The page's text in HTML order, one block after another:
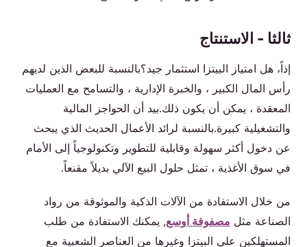
ثالثا - الاستنتاج
إذاً، هل امتياز البيتزا استثمار جيد؟بالنسبة للبعض الذين لديهم
رأس المال الكبير ، والخبرة الإدارية ، والتسامح مع العمليات
المعقدة ، يمكن أن يكون ذلك.بيد أن الحواجز المالية
والتشغيلية كبيرة.بالنسبة لرائد الأعمال الحديث الذي يبحث
عن دخول أكثر سهولة وقابلية للتطوير وتكنولوجياً إلى الأمام
في سوق الأغذية ، تمثل حلول البيع الآلي بديلاً مقنعاً.
من خلال الاستفادة من الآلات الذكية والموثوقة من رواد
الصناعة مثل مصفوفة أوسع, يمكنك الاستفادة من طلب
المستهلكين على البيتزا وغيرها من العناصر الشعبية مع